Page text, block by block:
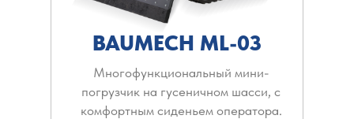
Многофункциональный мини-
погрузчик на гусеничном шасси, с
комфортным сиденьем оператора.
BAUMECH ML-03